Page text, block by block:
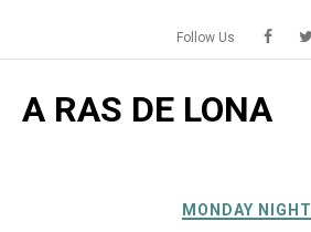
content
Follow Us
A RAS DE LONA
MONDAY NIGHT